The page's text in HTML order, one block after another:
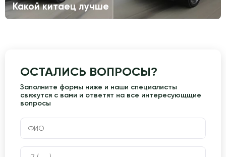
Какой китаец лучше
ОСТАЛИСЬ ВОПРОСЫ?
Заполните формы ниже и наши специалисты
свяжутся с вами и ответят на все интересующщие
вопросы